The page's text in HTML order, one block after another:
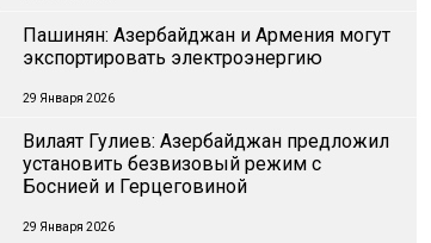
Пашинян: Азербайджан и Армения могут
экспортировать электроэнергию
29 Января 2026
Вилаят Гулиев: Азербайджан предложил
установить безвизовый режим с
Боснией и Герцеговиной
29 Января 2026